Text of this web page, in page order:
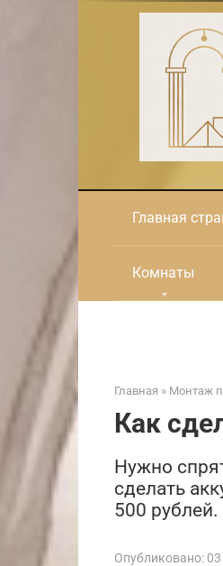
Главная
Комнаты
Главная » Монтаж
Как
Нужно
сделать
500 рублей.
Опубликовано: